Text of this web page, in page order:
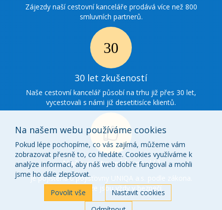
spolupráce
Zájezdy naší cestovní kanceláře prodává více než 800
smluvních partnerů.
30 Ikonka
zkušenosti
30 let zkušeností
Naše cestovní kancelář působí na trhu již přes 30 let,
vycestovali s námi již desetitisíce klientů.
Ikonka
o
nás
Naše cestovní kancelář
je pojištěna u pojišťovny UNIQA a.s. podle zákona.
Vaše peníze jsou vždy v bezpečí.
Na našem webu používáme cookies
Pokud lépe pochopíme, co vás zajímá, můžeme vám
zobrazovat přesně to, co hledáte. Cookies využíváme k
analýze informací, aby náš web dobře fungoval a mohli
jsme ho dále zlepšovat.
Povolit vše
Nastavit cookies